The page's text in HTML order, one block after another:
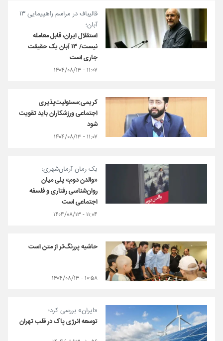
قالیباف در مراسم راهپیمایی ۱۳
آبان؛
استقلال ایران، قابل معامله
نیست/ ۱۳ آبان یک حقیقت
جاری است
۱۱:۰۷ - ۱۴۰۴/۰۸/۱۳
کریمی:مسئولیت‌پذیری
اجتماعی ورزشکاران باید تقویت
شود
۱۱:۰۷ - ۱۴۰۴/۰۸/۱۳
یک رمان آرمان‌شهری؛
«والدن دوم» پلی میان
روان‌شناسی رفتاری و فلسفه
اجتماعی است
۱۱:۰۴ - ۱۴۰۴/۰۸/۱۳
حاشیه پررنگ‌تر از متن است
۱۰:۵۸ - ۱۴۰۴/۰۸/۱۳
«ایران» بررسی کرد؛
توسعه انرژی پاک در قلب تهران